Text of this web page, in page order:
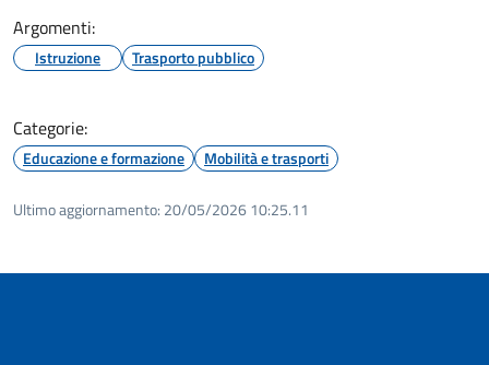
Argomenti:
Istruzione Trasporto pubblico
Categorie:
Educazione e formazione Mobilità e trasporti
Ultimo aggiornamento: 20/05/2026 10:25.11